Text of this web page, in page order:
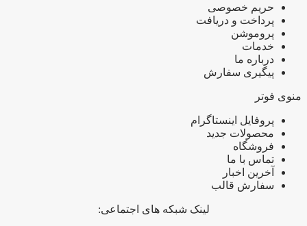
حریم خصوصی
پرداخت و دریافت
پروموشن
خدمات
درباره ما
پیگیری سفارش
منوی فوتر
پروفایل اینستاگرام
محصولات جدید
فروشگاه
تماس با ما
آخرین اخبار
سفارش قالب
لینک شبکه های اجتماعی: